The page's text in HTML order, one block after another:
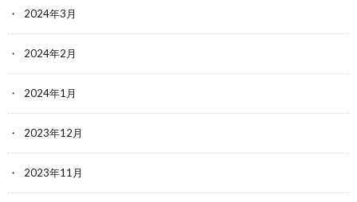
2024年3月
2024年2月
2024年1月
2023年12月
2023年11月